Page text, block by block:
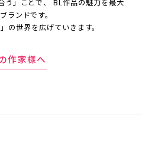
」ことで、 BL作品の魅力を最大
ランドです。
の世界を広げていきます。
作家様へ